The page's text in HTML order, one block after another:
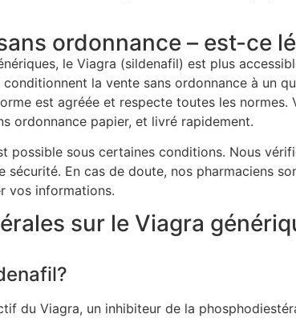
ordonnance – est-ce
le Viagra (sildenafil) est plus
la vente sans ordonnance à un
est agréée et respecte toutes les normes.
ordonnance papier, et livré rapidement.
possible sous certaines conditions. Nous
En cas de doute, nos pharmaciens
vos informations.
sur le Viagra
du Viagra, un inhibiteur de la